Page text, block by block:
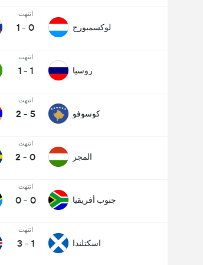
لوكسمبورج
انتهت
0
-
1
روسيا
انتهت
1
-
1
كوسوفو
انتهت
5
-
2
المجر
انتهت
0
-
2
جنوب أفريقيا
انتهت
0
-
0
اسكتلندا
انتهت
1
-
3